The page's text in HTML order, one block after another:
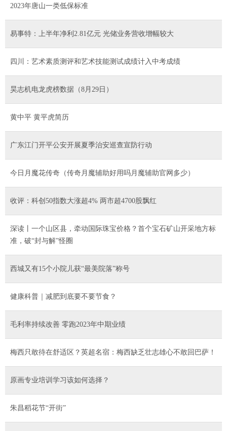
2023年唐山一类低保标准
易事特：上半年净利2.81亿元 光储业务营收增幅较大
四川：艺术素质测评和艺术技能测试成绩计入中考成绩
昊志机电龙虎榜数据（8月29日）
黄中平 黄平虎简历
广东江门开平公安开展夏季治安巡查宣防行动
今日月魔花传奇（传奇月魔辅助好用吗月魔辅助官网多少）
收评：科创50指数大涨超4% 两市超4700股飘红
深读丨一个山区县，牵动国际珠宝价格？首个宝石矿山开采地方标
准，破“封与解”怪圈
西城又有15个小院儿获“最美院落”称号
健康科普｜减肥到底要不要节食？
毛利率持续改善 零跑2023年中期业绩
梅西只敢待在舒适区？英超名宿：梅西缺乏壮志雄心不敢回巴萨！
原画专业培训学习该如何选择？
朱昌稻花节“开街”